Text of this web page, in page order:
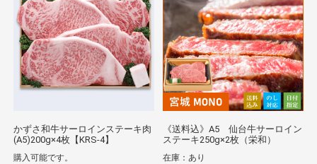
かずさ和牛サーロインステーキ肉
(A5)200g×4枚【KRS-4】
購入可能です。
《送料込》A5 仙台牛サーロイン
ステーキ250g×2枚（栄和）
在庫：あり